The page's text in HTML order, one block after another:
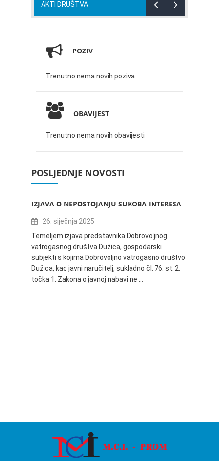
AKTI DRUŠTVA
POZIV
Trenutno nema novih poziva
OBAVIJEST
Trenutno nema novih obavijesti
POSLJEDNJE NOVOSTI
IZJAVA O NEPOSTOJANJU SUKOBA INTERESA
26. siječnja 2025
Temeljem izjava predstavnika Dobrovoljnog
vatrogasnog društva Dužica, gospodarski
subjekti s kojima Dobrovoljno vatrogasno društvo
Dužica, kao javni naručitelj, sukladno čl. 76. st. 2.
točka 1. Zakona o javnoj nabavi ne …